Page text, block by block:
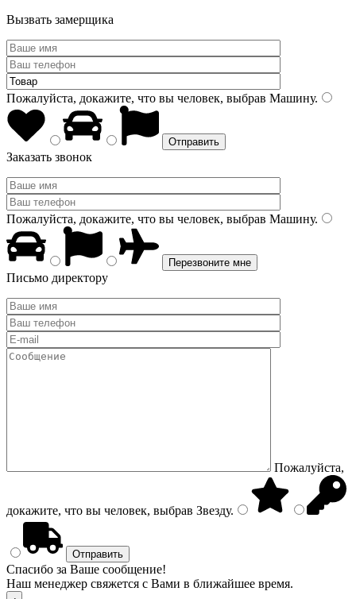
Вызвать замерщика
Пожалуйста, докажите, что вы человек, выбрав Машину.
Заказать звонок
Пожалуйста, докажите, что вы человек, выбрав Машину.
Письмо директору
Пожалуйста,
докажите, что вы человек, выбрав Звезду.
Спасибо за Ваше сообщение!
Наш менеджер свяжется с Вами в ближайшее время.